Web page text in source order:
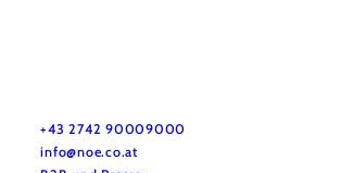
+43 2742 90009000
info@noe.co.at